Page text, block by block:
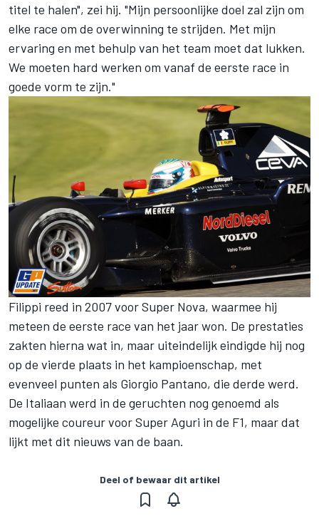
titel te halen", zei hij. "Mijn persoonlijke doel zal zijn om
elke race om de overwinning te strijden. Met mijn
ervaring en met behulp van het team moet dat lukken.
We moeten hard werken om vanaf de eerste race in
goede vorm te zijn."
Filippi reed in 2007 voor Super Nova, waarmee hij
meteen de eerste race van het jaar won. De prestaties
zakten hierna wat in, maar uiteindelijk eindigde hij nog
op de vierde plaats in het kampioenschap, met
evenveel punten als Giorgio Pantano, die derde werd.
De Italiaan werd in de geruchten nog genoemd als
mogelijke coureur voor Super Aguri in de F1, maar dat
lijkt met dit nieuws van de baan.
Deel of bewaar dit artikel